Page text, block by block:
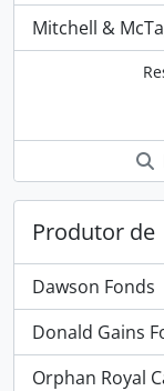
Mitchell &
Produtor de
Dawson Fonds
Donald Gains
Orphan Royal